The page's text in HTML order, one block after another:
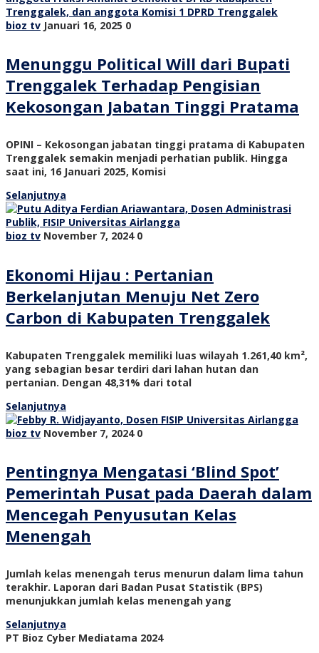
bioz tv Januari 16, 2025 0
Menunggu Political Will dari Bupati
Trenggalek Terhadap Pengisian
Kekosongan Jabatan Tinggi Pratama
OPINI – Kekosongan jabatan tinggi pratama di Kabupaten
Trenggalek semakin menjadi perhatian publik. Hingga
saat ini, 16 Januari 2025, Komisi
Selanjutnya
bioz tv November 7, 2024 0
Ekonomi Hijau : Pertanian
Berkelanjutan Menuju Net Zero
Carbon di Kabupaten Trenggalek
Kabupaten Trenggalek memiliki luas wilayah 1.261,40 km²,
yang sebagian besar terdiri dari lahan hutan dan
pertanian. Dengan 48,31% dari total
Selanjutnya
bioz tv November 7, 2024 0
Pentingnya Mengatasi ‘Blind Spot’
Pemerintah Pusat pada Daerah dalam
Mencegah Penyusutan Kelas
Menengah
Jumlah kelas menengah terus menurun dalam lima tahun
terakhir. Laporan dari Badan Pusat Statistik (BPS)
menunjukkan jumlah kelas menengah yang
Selanjutnya
PT Bioz Cyber Mediatama 2024